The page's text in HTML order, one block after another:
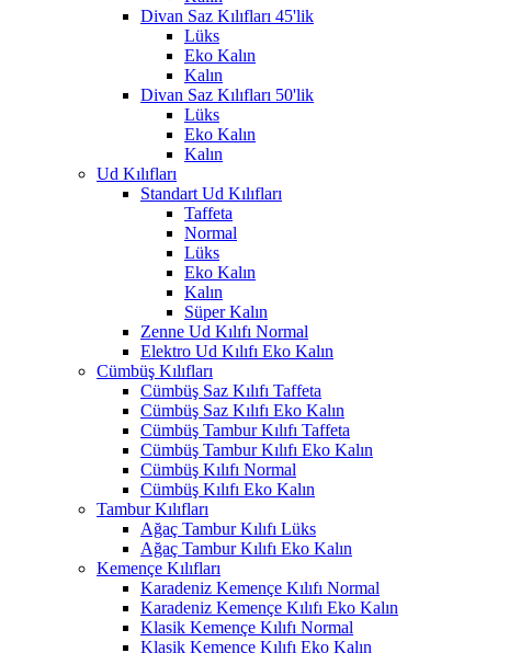
Divan Saz Kılıfları 45'lik
Lüks
Eko Kalın
Kalın
Divan Saz Kılıfları 50'lik
Lüks
Eko Kalın
Kalın
Ud Kılıfları
Standart Ud Kılıfları
Taffeta
Normal
Lüks
Eko Kalın
Kalın
Süper Kalın
Zenne Ud Kılıfı Normal
Elektro Ud Kılıfı Eko Kalın
Cümbüş Kılıfları
Cümbüş Saz Kılıfı Taffeta
Cümbüş Saz Kılıfı Eko Kalın
Cümbüş Tambur Kılıfı Taffeta
Cümbüş Tambur Kılıfı Eko Kalın
Cümbüş Kılıfı Normal
Cümbüş Kılıfı Eko Kalın
Tambur Kılıfları
Ağaç Tambur Kılıfı Lüks
Ağaç Tambur Kılıfı Eko Kalın
Kemençe Kılıfları
Karadeniz Kemençe Kılıfı Normal
Karadeniz Kemençe Kılıfı Eko Kalın
Klasik Kemençe Kılıfı Normal
Klasik Kemençe Kılıfı Eko Kalın